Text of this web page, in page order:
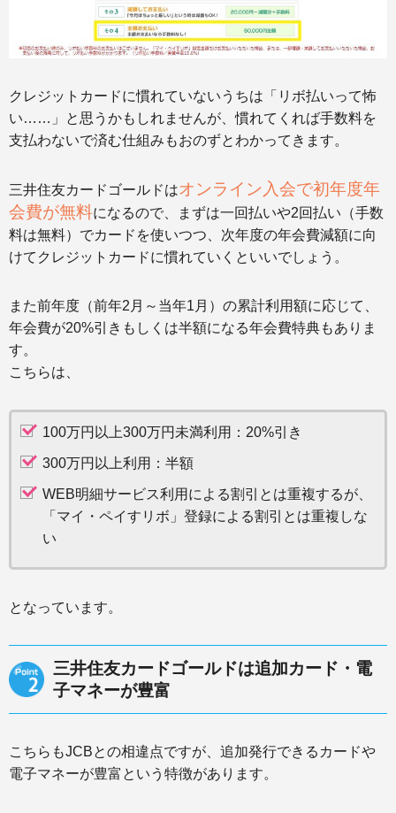
クレジットカードに慣れていないうちは「リボ払いって怖
い……」と思うかもしれませんが、慣れてくれば手数料を
支払わないで済む仕組みもおのずとわかってきます。
三井住友カードゴールドはオンライン入会で初年度年
会費が無料になるので、まずは一回払いや2回払い（手数
料は無料）でカードを使いつつ、次年度の年会費減額に向
けてクレジットカードに慣れていくといいでしょう。
また前年度（前年2月～当年1月）の累計利用額に応じて、
年会費が20%引きもしくは半額になる年会費特典もありま
す。
こちらは、
100万円以上300万円未満利用：20%引き
300万円以上利用：半額
WEB明細サービス利用による割引とは重複するが、
「マイ・ペイすリボ」登録による割引とは重複しな
い
となっています。
三井住友カードゴールドは追加カード・電
子マネーが豊富
こちらもJCBとの相違点ですが、追加発行できるカードや
電子マネーが豊富という特徴があります。